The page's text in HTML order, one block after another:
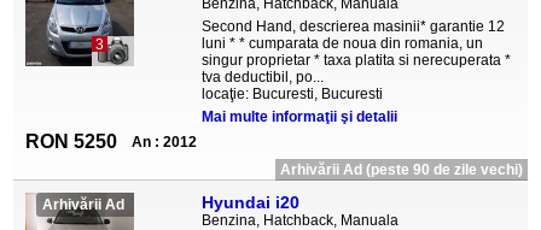
3
Benzina, Hatchback, Manuala
Second Hand, descrierea masinii* garantie 12
luni * * cumparata de noua din romania, un
singur proprietar * taxa platita si nerecuperata *
tva deductibil, po...
locaţie: Bucuresti, Bucuresti
Mai multe informaţii şi detalii
RON 5250
An : 2012
Arhivării Ad (peste 90 de zile vechi)
Arhivării Ad Hyundai i20
Benzina, Hatchback, Manuala